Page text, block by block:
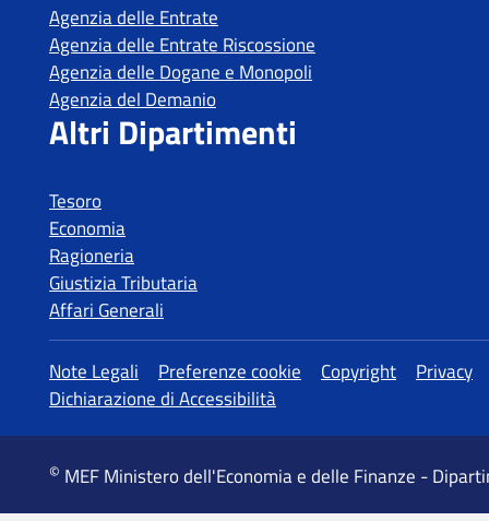
Agenzia delle Entrate
Agenzia delle Entrate Riscossione
Agenzia delle Dogane e Monopoli
Agenzia del Demanio
Altri Dipartimenti
Tesoro
Economia
Ragioneria
Giustizia Tributaria
Affari Generali
Altre informazioni
Note Legali Preferenze cookie Copyright
Privacy
Dichiarazione di Accessibilità
© MEF Ministero dell'Economia e delle Finanze -